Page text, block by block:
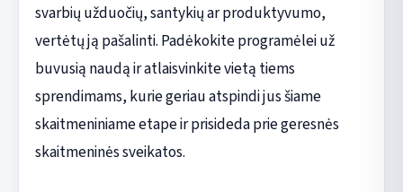
svarbių užduočių, santykių ar produktyvumo,
vertėtų ją pašalinti. Padėkokite programėlei už
buvusią naudą ir atlaisvinkite vietą tiems
sprendimams, kurie geriau atspindi jus šiame
skaitmeniniame etape ir prisideda prie geresnės
skaitmeninės sveikatos.